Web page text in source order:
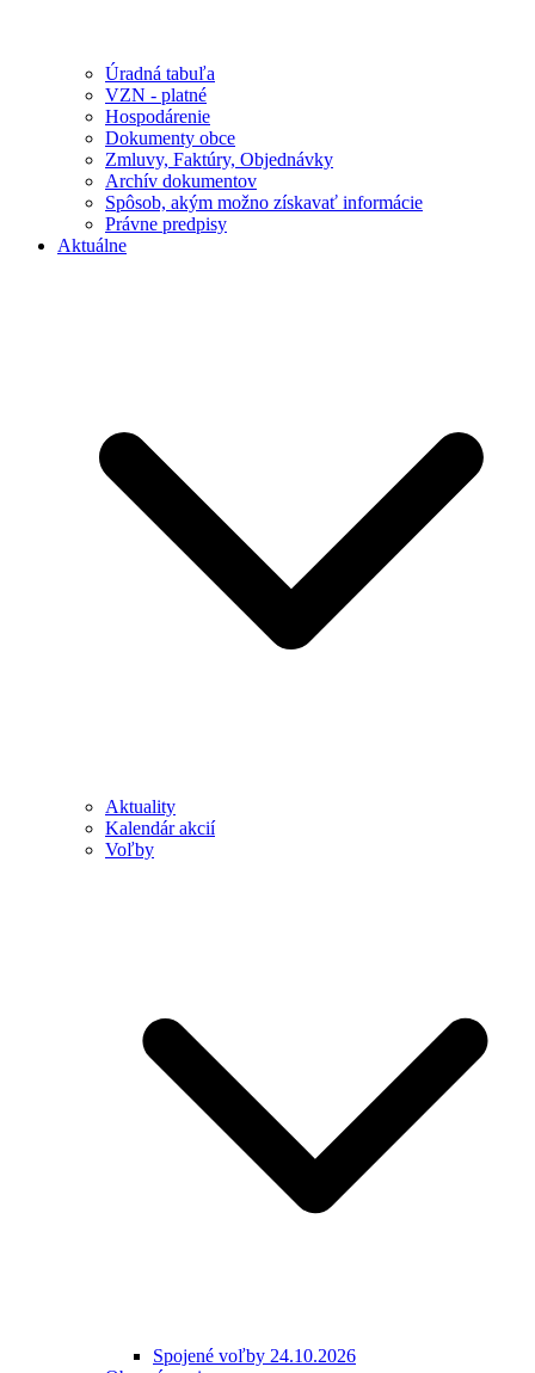
Úradná tabuľa
VZN - platné
Hospodárenie
Dokumenty obce
Zmluvy, Faktúry, Objednávky
Archív dokumentov
Spôsob, akým možno získavať informácie
Právne predpisy
Aktuálne
Aktuality
Kalendár akcií
Voľby
Spojené voľby 24.10.2026